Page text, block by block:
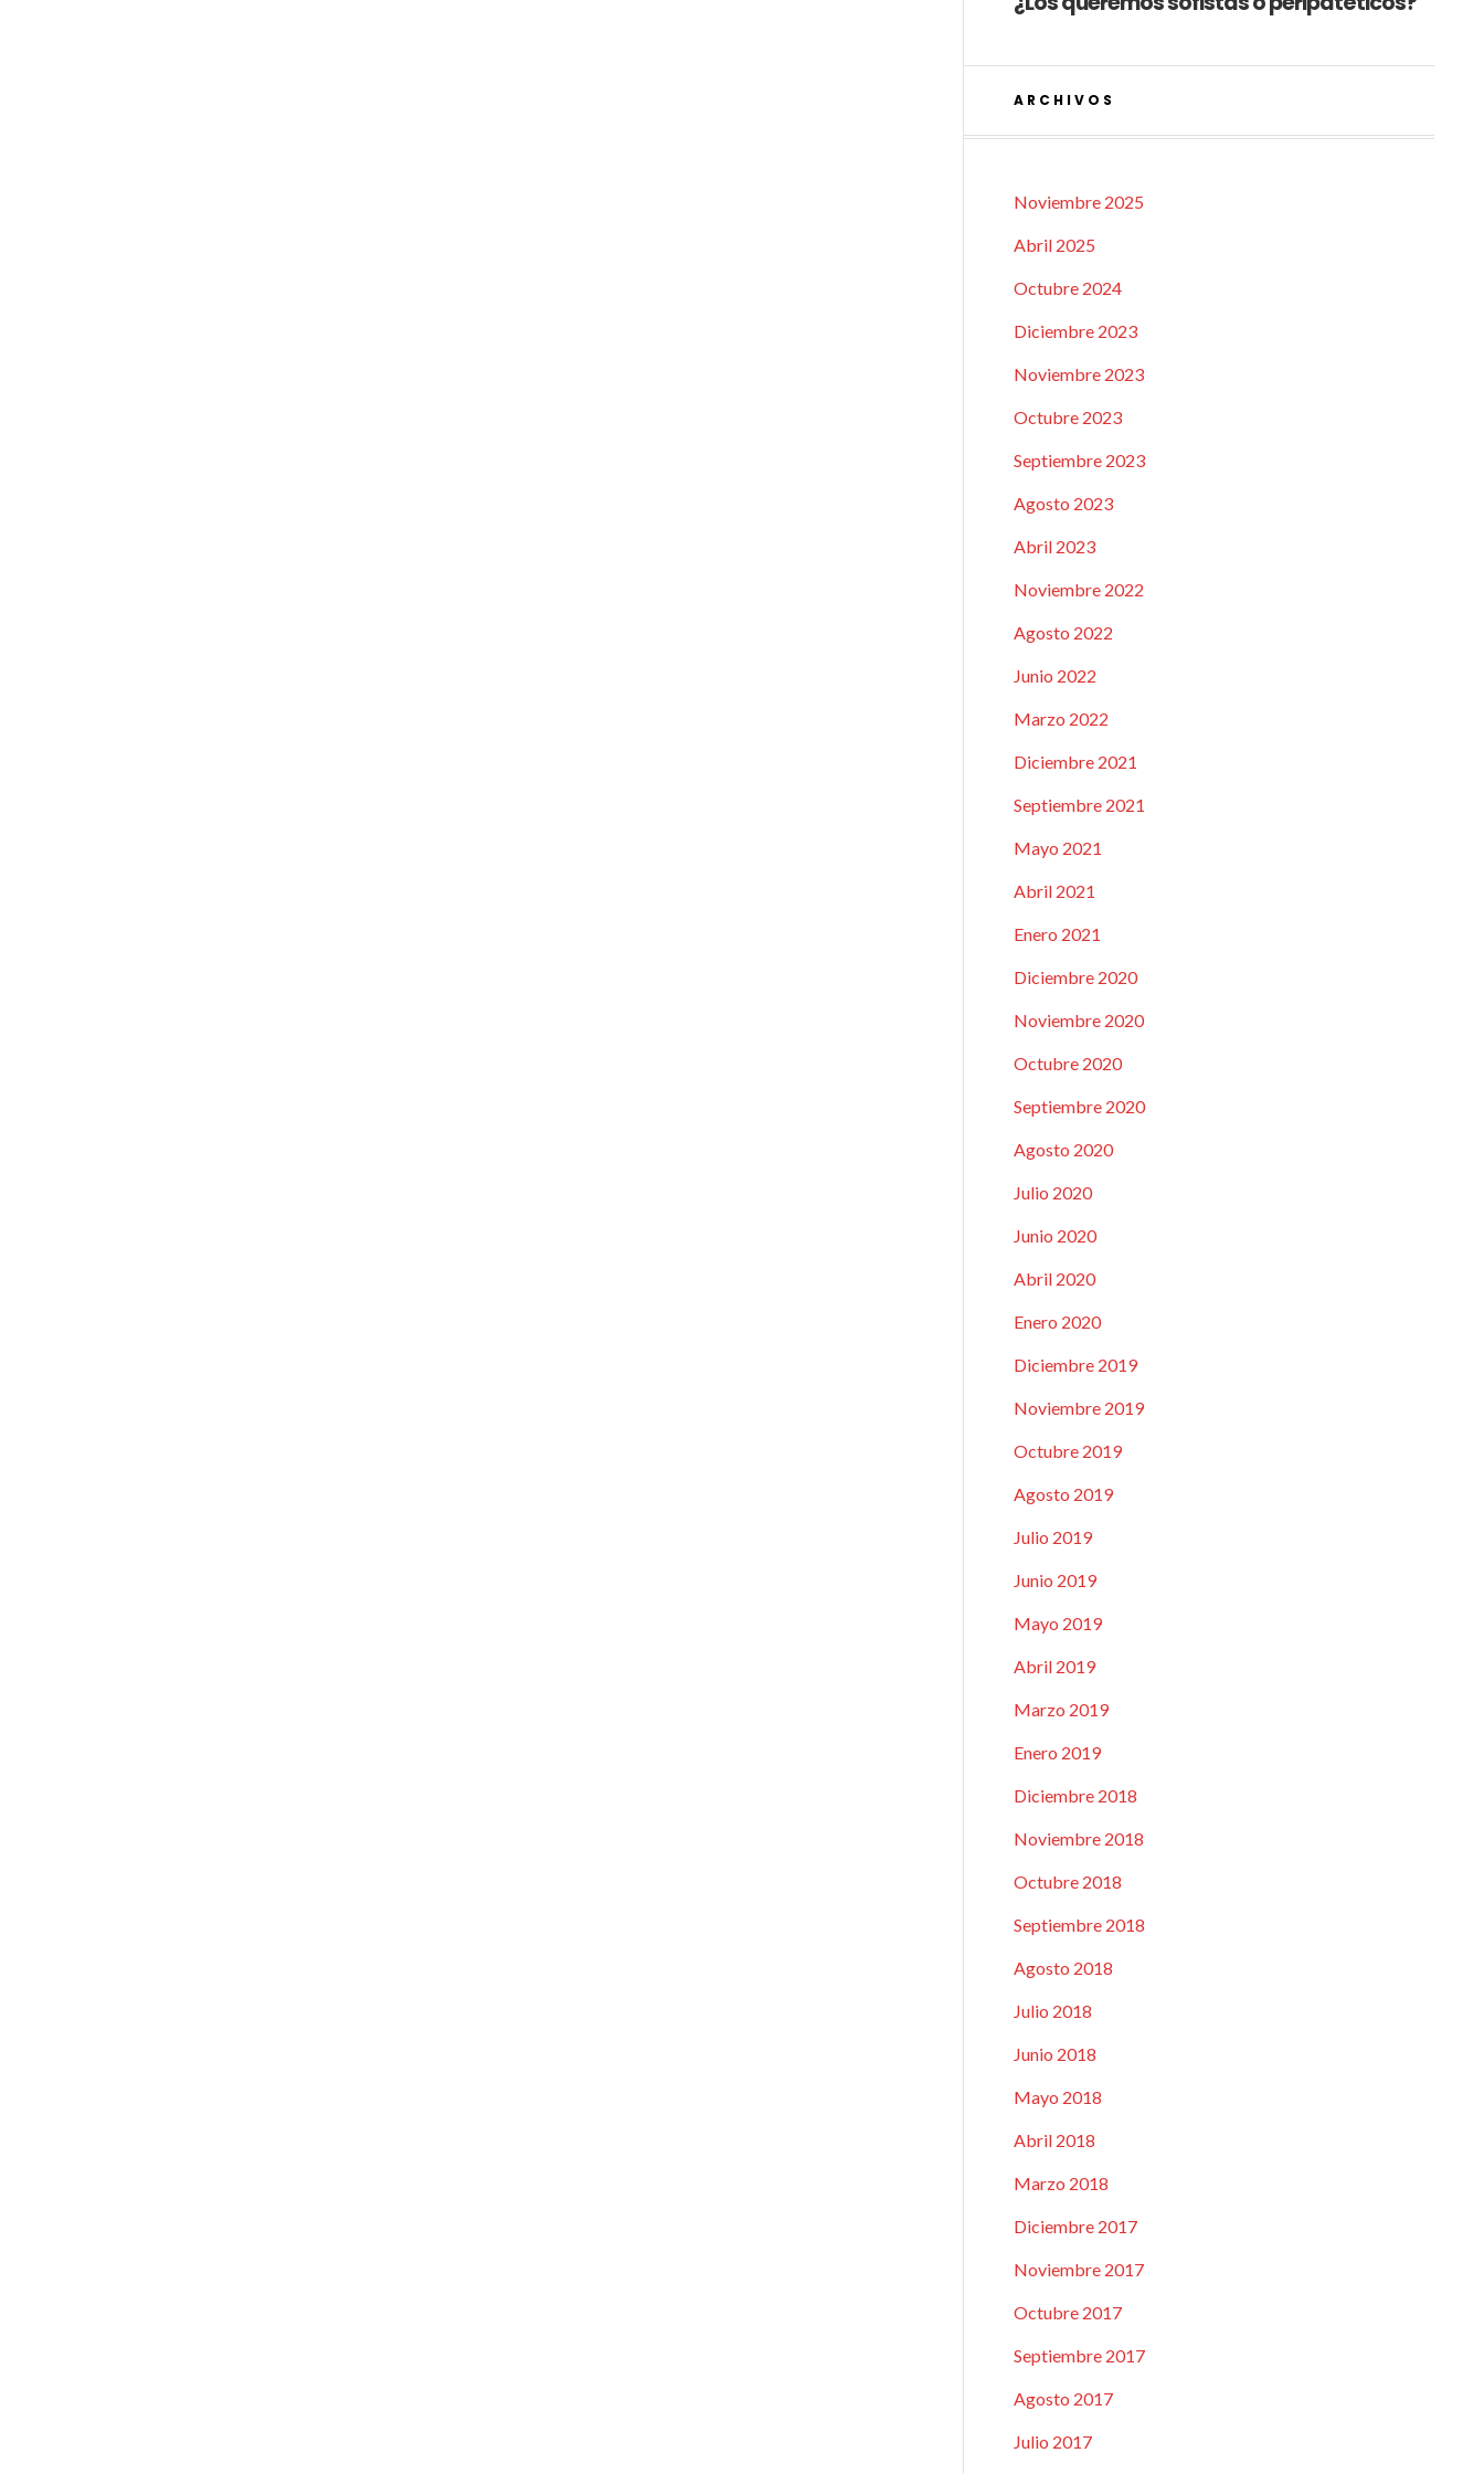
ARCHIVOS
Noviembre 2025
Abril 2025
Octubre 2024
Diciembre 2023
Noviembre 2023
Octubre 2023
Septiembre 2023
Agosto 2023
Abril 2023
Noviembre 2022
Agosto 2022
Junio 2022
Marzo 2022
Diciembre 2021
Septiembre 2021
Mayo 2021
Abril 2021
Enero 2021
Diciembre 2020
Noviembre 2020
Octubre 2020
Septiembre 2020
Agosto 2020
Julio 2020
Junio 2020
Abril 2020
Enero 2020
Diciembre 2019
Noviembre 2019
Octubre 2019
Agosto 2019
Julio 2019
Junio 2019
Mayo 2019
Abril 2019
Marzo 2019
Enero 2019
Diciembre 2018
Noviembre 2018
Octubre 2018
Septiembre 2018
Agosto 2018
Julio 2018
Junio 2018
Mayo 2018
Abril 2018
Marzo 2018
Diciembre 2017
Noviembre 2017
Octubre 2017
Septiembre 2017
Agosto 2017
Julio 2017